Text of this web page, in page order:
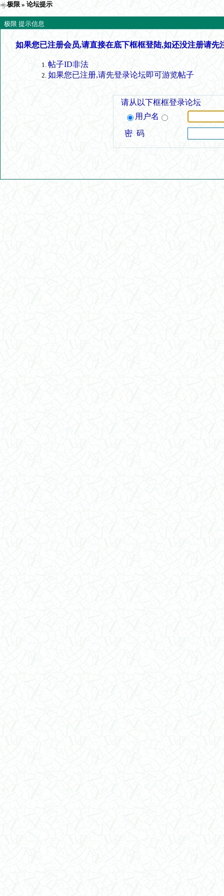
极限 » 论坛提示
极限 提示信息
如果您已注册会员,请直接在底下框框登陆,如还没注册请先
帖子ID非法
如果您已注册,请先登录论坛即可游览帖子
请从以下框框登录论坛
用户名
密 码